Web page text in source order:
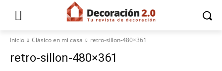
Inicio Clásico en mi casa retro-sillon-480×361
retro-sillon-480×361